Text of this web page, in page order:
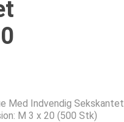
Med Indvendig Sekskantet
M 3 x 20 (500 Stk)